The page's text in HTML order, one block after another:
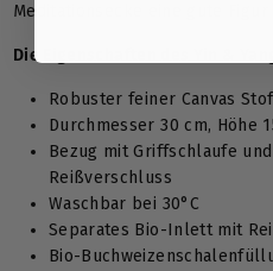
Meditationsecke eine gute Figur
Die Eigenschaften des Yin &
Robuster feiner Canvas
Durchmesser 30 cm, Höhe
Bezug mit Griffschlaufe
Reißverschluss
Waschbar bei 30°C
Separates Bio-Inlett mit
Bio-